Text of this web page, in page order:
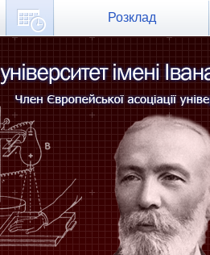
Розклад